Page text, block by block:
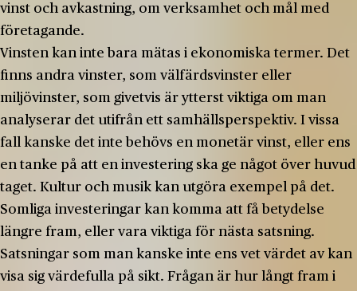
vinst och avkastning, om verksamhet och mål med
företagande.
Vinsten kan inte bara mätas i ekonomiska termer. Det
finns andra vinster, som välfärdsvinster eller
miljövinster, som givetvis är ytterst viktiga om man
analyserar det utifrån ett samhällsperspektiv. I vissa
fall kanske det inte behövs en monetär vinst, eller ens
en tanke på att en investering ska ge något över huvud
taget. Kultur och musik kan utgöra exempel på det.
Somliga investeringar kan komma att få betydelse
längre fram, eller vara viktiga för nästa satsning.
Satsningar som man kanske inte ens vet värdet av kan
visa sig värdefulla på sikt. Frågan är hur långt fram i